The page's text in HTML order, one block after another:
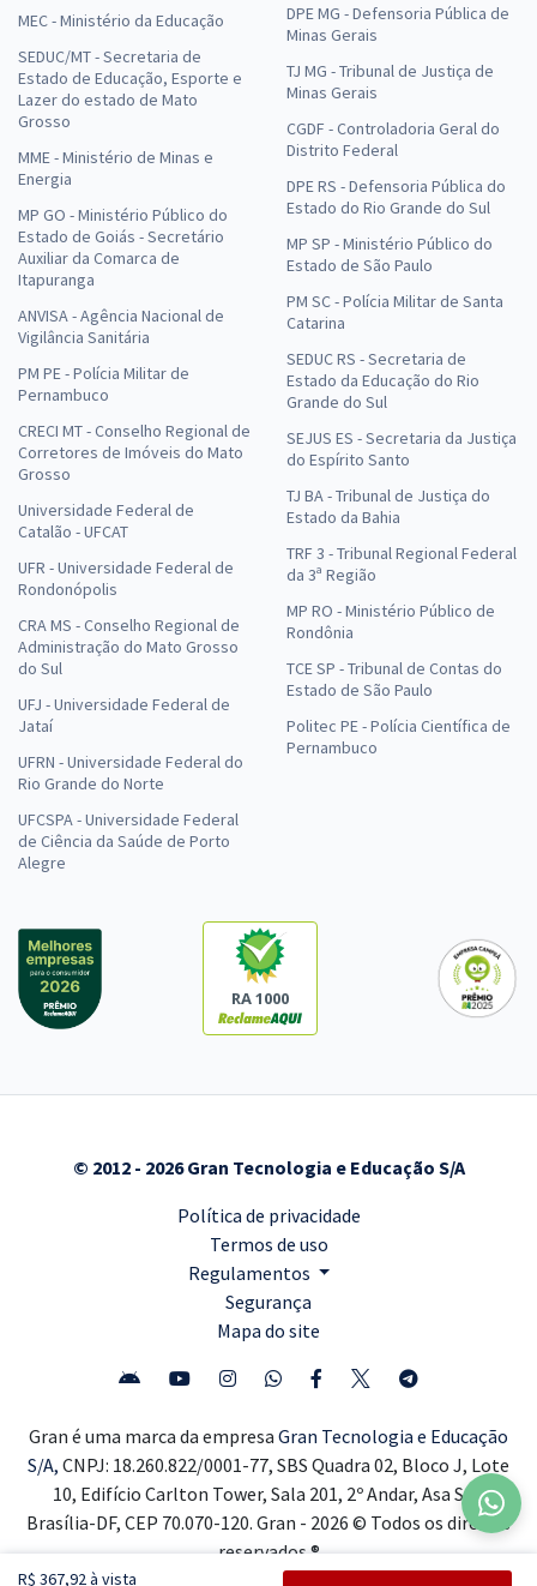
R$ 367,92 à vista
MEC - Ministério da Educação
SEDUC/MT - Secretaria de
Estado de Educação, Esporte e
Lazer do estado de Mato
Grosso
MME - Ministério de Minas e
Energia
MP GO - Ministério Público do
Estado de Goiás - Secretário
Auxiliar da Comarca de
Itapuranga
ANVISA - Agência Nacional de
Vigilância Sanitária
PM PE - Polícia Militar de
Pernambuco
CRECI MT - Conselho Regional de
Corretores de Imóveis do Mato
Grosso
Universidade Federal de
Catalão - UFCAT
UFR - Universidade Federal de
Rondonópolis
CRA MS - Conselho Regional de
Administração do Mato Grosso
do Sul
UFJ - Universidade Federal de
Jataí
UFRN - Universidade Federal do
Rio Grande do Norte
UFCSPA - Universidade Federal
de Ciência da Saúde de Porto
Alegre
DPE MG - Defensoria Pública de
Minas Gerais
TJ MG - Tribunal de Justiça de
Minas Gerais
CGDF - Controladoria Geral do
Distrito Federal
DPE RS - Defensoria Pública do
Estado do Rio Grande do Sul
MP SP - Ministério Público do
Estado de São Paulo
PM SC - Polícia Militar de Santa
Catarina
SEDUC RS - Secretaria de
Estado da Educação do Rio
Grande do Sul
SEJUS ES - Secretaria da Justiça
do Espírito Santo
TJ BA - Tribunal de Justiça do
Estado da Bahia
TRF 3 - Tribunal Regional Federal
da 3ª Região
MP RO - Ministério Público de
Rondônia
TCE SP - Tribunal de Contas do
Estado de São Paulo
Politec PE - Polícia Científica de
Pernambuco
RA 1000
© 2012 - 2026 Gran Tecnologia e Educação S/A
Política de privacidade
Termos de uso
Regulamentos
Segurança
Mapa do site
Gran é uma marca da empresa Gran Tecnologia e Educação
S/A, CNPJ: 18.260.822/0001-77, SBS Quadra 02, Bloco J, Lote
10, Edifício Carlton Tower, Sala 201, 2º Andar, Asa Sul,
Brasília-DF, CEP 70.070-120. Gran - 2026 © Todos os direitos
reservados ®